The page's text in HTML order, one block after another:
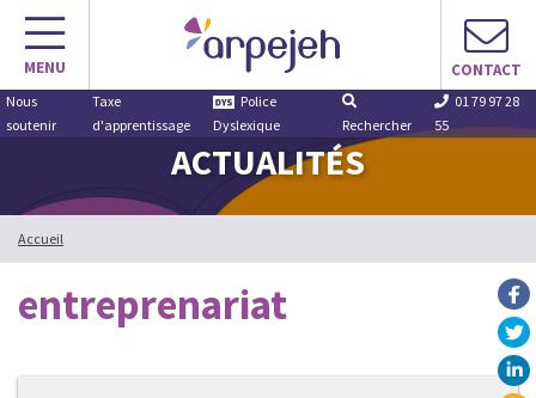
Aller
contenu
MENU CONTACT
Nous
soutenir
Taxe
d'apprentissage
Police
Dyslexique
Rechercher
01 79 97 28
55
ACTUALITÉS
Accueil
entreprenariat